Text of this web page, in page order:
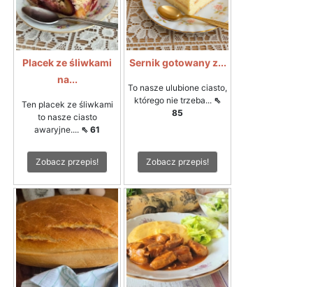
Placek ze śliwkami
na...
Ten placek ze śliwkami
to nasze ciasto
awaryjne.... ⇖ 61
Zobacz przepis!
Sernik gotowany z...
To nasze ulubione ciasto,
którego nie trzeba... ⇖
85
Zobacz przepis!